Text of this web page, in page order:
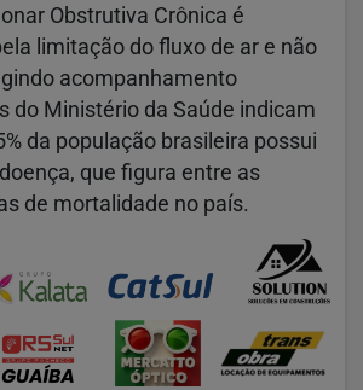
Obstrutiva Crônica é
limitação do fluxo de ar e não
acompanhamento
do Ministério da Saúde indicam
da população brasileira possui
que figura entre as
de mortalidade no país.